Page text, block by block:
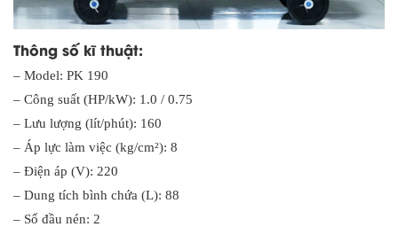
Thông số kĩ thuật:
– Model: PK 190
– Công suất (HP/kW): 1.0 / 0.75
– Lưu lượng (lít/phút): 160
– Áp lực làm việc (kg/cm²): 8
– Điện áp (V): 220
– Dung tích bình chứa (L): 88
– Số đầu nén: 2